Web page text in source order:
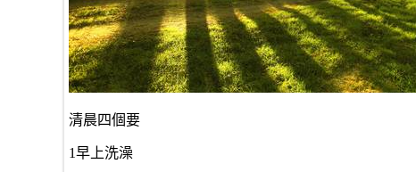
清晨四個要
1早上洗澡